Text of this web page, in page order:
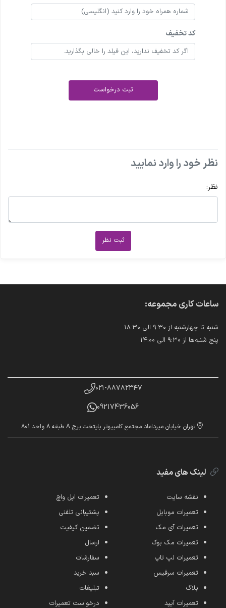
کد تخفیف
ثبت درخواست
نظر خود را وارد نمایید
نظر:
ثبت نظر
ساعات کاری مجموعه:
شنبه تا چهارشنبه از ۹:۳۰ الی ۱۸:۳۰
پنج شنبه‌ها از ۹:۳۰ الی ۱۴:۰۰
۰۲۱-۸۸۷۸۲۳۴۷
09217436056
تهران خیابان میرداماد مجتمع کامپیوتر پایتخت برج A طبقه 8 واحد 801
لینک های مفید
نقشه سایت
تعمیرات موبایل
تعمیرات آی مک
تعمیرات مک بوک
تعمیرات لپ تاپ
تعمیرات سرفیس
بلاگ
تعمیرات آیپد
تعمیرات اپل واچ
پشتیبانی تلفنی
تضمین کیفیت
ارسال
سفارشات
سبد خرید
تبلیغات
درخواست تعمیرات